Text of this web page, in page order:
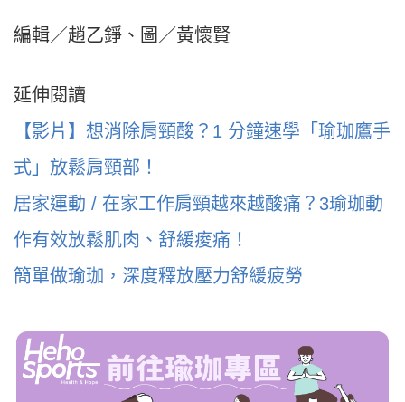
編輯／趙乙錚、圖／黃懷賢
延伸閱讀
【影片】想消除肩頸酸？1 分鐘速學「瑜珈鷹手
式」放鬆肩頸部！
居家運動 / 在家工作肩頸越來越酸痛？3瑜珈動
作有效放鬆肌肉、舒緩痠痛！
簡單做瑜珈，深度釋放壓力舒緩疲勞